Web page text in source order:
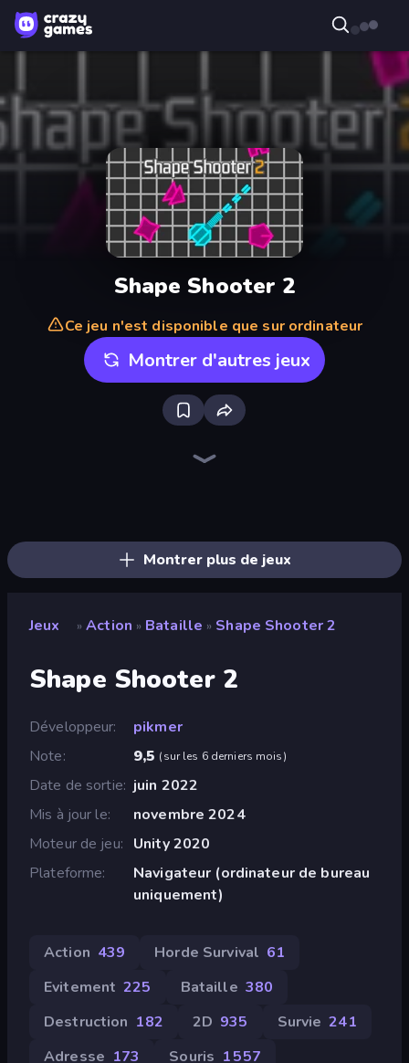
Shape Shooter 2
Ce jeu n'est disponible que sur ordinateur
Montrer d'autres jeux
Montrer plus de jeux
Jeux » Action » Bataille » Shape Shooter 2
Shape Shooter 2
Développeur
pikmer
Note
9,5 (sur les 6 derniers mois)
Date de sortie juin 2022
Mis à jour le
novembre 2024
Moteur de jeu
Unity 2020
Plateforme
Navigateur (ordinateur de bureau
uniquement)
Action 439 Horde Survival 61
Evitement 225 Bataille 380
Destruction 182 2D 935 Survie 241
Adresse 173 Souris 1 557